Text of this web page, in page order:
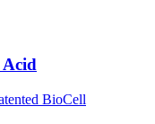
BioCell